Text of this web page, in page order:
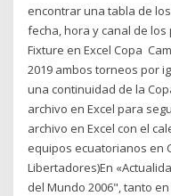
encontrar una tabla de
fecha, hora y canal de los
Fixture en Excel Copa
2019 ambos torneos por
una continuidad de la
archivo en Excel para
archivo en Excel con el
equipos ecuatorianos en
Libertadores)En
del Mundo 2006", tanto